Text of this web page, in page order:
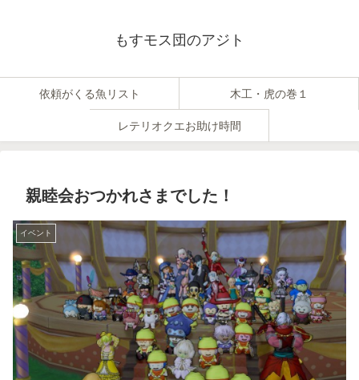
もすモス団のアジト
依頼がくる魚リスト 木工・虎の巻１
レテリオクエお助け時間
親睦会おつかれさまでした！
イベント